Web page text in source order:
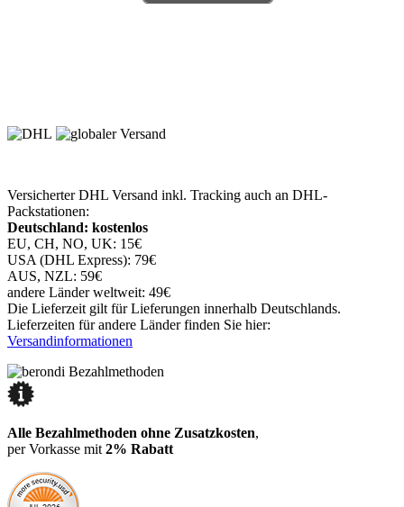
Versicherter DHL Versand inkl. Tracking auch an DHL-
Packstationen:
Deutschland: kostenlos
EU, CH, NO, UK: 15€
USA (DHL Express): 79€
AUS, NZL: 59€
andere Länder weltweit: 49€
Die Lieferzeit gilt für Lieferungen innerhalb Deutschlands.
Lieferzeiten für andere Länder finden Sie hier:
Versandinformationen
Alle Bezahlmethoden ohne Zusatzkosten,
per Vorkasse mit 2% Rabatt